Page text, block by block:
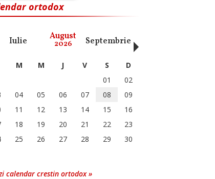
ortodox
Iulie August
2026 Septembrie Octombrie
M M J V S
D
01
02
04 05 06 07 08
09
11 12 13 14 15
16
18 19 20 21 22
23
25 26 27 28 29
30
calendar crestin ortodox »